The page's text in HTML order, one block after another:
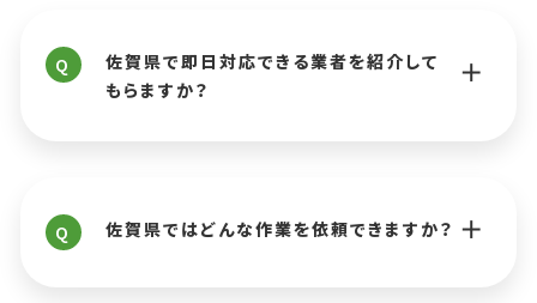
Q
佐賀県で即日対応できる業者を紹介して
もらますか？
Q 佐賀県ではどんな作業を依頼できますか？